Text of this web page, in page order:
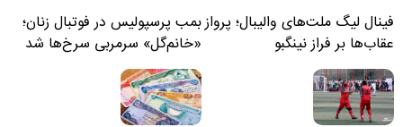
فینال لیگ ملت‌های والیبال؛ پرواز
عقاب‌ها بر فراز نینگبو
بمب پرسپولیس در فوتبال زنان؛
«خانم‌گل» سرمربی سرخ‌ها شد